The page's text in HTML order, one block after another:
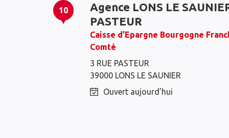
10
Agence LONS LE
PASTEUR
Caisse d’Epargne Bourgogne
Comté
3 RUE PASTEUR
39000 LONS LE SAUNIER
Ouvert aujourd’hui